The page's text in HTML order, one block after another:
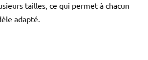
tailles, ce qui permet à chacun
adapté.